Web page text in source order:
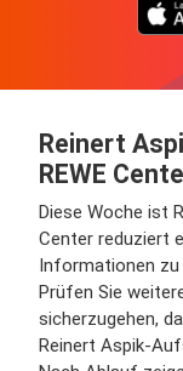
Reinert
REWE
Diese Woche ist
Center reduziert
Informationen zu
Prüfen Sie
sicherzugehen,
Reinert Aspik­-